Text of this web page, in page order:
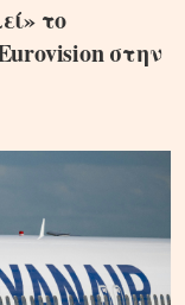
το
στην